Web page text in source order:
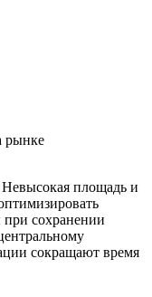
рынке
площадь и
сохранении
сокращают время